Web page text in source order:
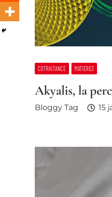
COTRAITANCE MATIERES
Akyalis, la
Bloggy Tag 15